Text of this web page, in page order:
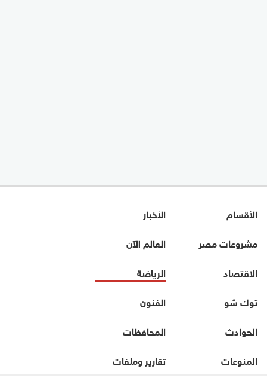
الأقسام
الأخبار
مشروعات مصر
العالم الآن
الاقتصاد
الرياضة
توك شو
الفنون
الحوادث
المحافظات
المنوعات
تقارير وملفات